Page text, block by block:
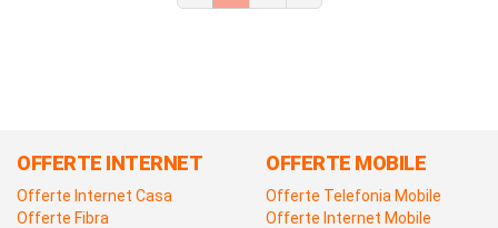
OFFERTE INTERNET
Offerte Internet Casa
Offerte Fibra
OFFERTE MOBILE
Offerte Telefonia Mobile
Offerte Internet Mobile